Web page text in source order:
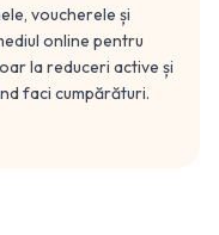
voucherele și
online pentru
la reduceri active și
faci cumpărături.